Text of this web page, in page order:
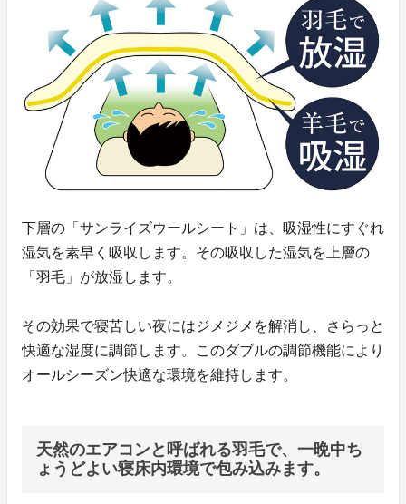
下層の「サンライズウールシート」は、吸湿性にすぐれ
湿気を素早く吸収します。その吸収した湿気を上層の
「羽毛」が放湿します。
その効果で寝苦しい夜にはジメジメを解消し、さらっと
快適な湿度に調節します。このダブルの調節機能により
オールシーズン快適な環境を維持します。
天然のエアコンと呼ばれる羽毛で、一晩中ち
ょうどよい寝床内環境で包み込みます。